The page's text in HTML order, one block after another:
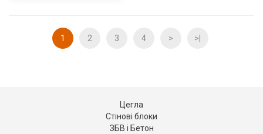
1 2 3 4 > >|
Цегла
Стінові блоки
ЗБВ і Бетон